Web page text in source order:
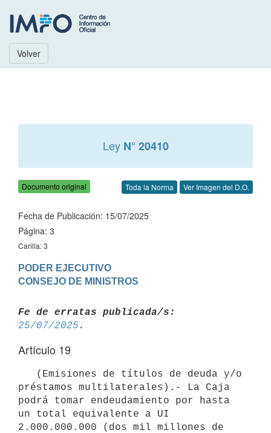
Volver
Ley N° 20410
Documento original Toda la Norma Ver Imagen del D.O.
Fecha de Publicación: 15/07/2025
Página: 3
Carilla: 3
PODER EJECUTIVO
Fe de erratas publicada/s:
25/07/2025
Artículo 19
préstamos multilaterales).- La Caja
podrá tomar endeudamiento por hasta
un total equivalente a UI
2.000.000.000 (dos mil millones de